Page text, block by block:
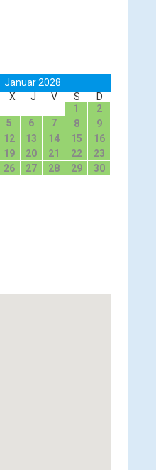
Januar 2028
X J V S
D
1
2
5 6 7 8
9
12 13 14 15
16
19 20 21 22
23
26 27 28 29
30